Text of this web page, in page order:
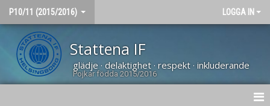
P10/11 (2015/2016) LOGGA IN
Stattena IF
glädje · delaktighet · respekt · inkluderande
Pojkar födda 2015/2016